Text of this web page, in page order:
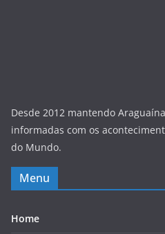
Desde 2012 mantendo
informadas com os
do Mundo.
Menu
Home